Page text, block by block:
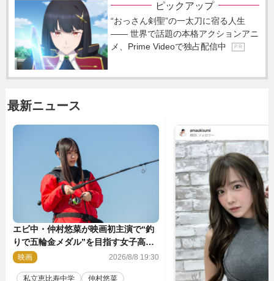
ピックアップ
“おっさん剣聖”の一太刀に宿る人生
―― 世界で話題の本格アクションアニ
メ、Prime Videoで独占配信中
P R
最新ニュース
エビ中・仲村悠菜が映画初主演で“釣
りで五輪金メダル”を目指す女子高生
に！ 映画『つりこまち』今秋公開
映画 2026/8/8 19:30
私立恵比寿中学 仲村悠菜